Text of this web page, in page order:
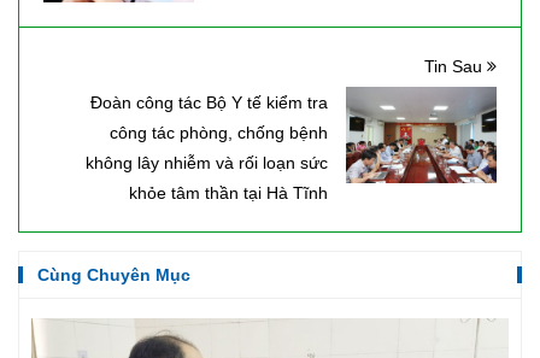
Tin Sau
Đoàn công tác Bộ Y tế kiểm tra
công tác phòng, chống bệnh
không lây nhiễm và rối loạn sức
khỏe tâm thần tại Hà Tĩnh
Cùng Chuyên Mục